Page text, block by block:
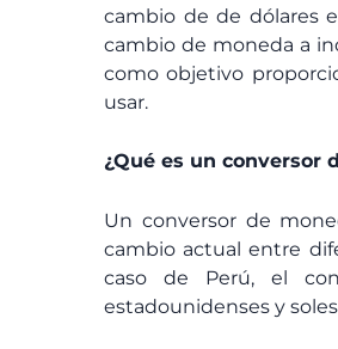
cambio de de dólares
cambio de moneda a
como objetivo
usar.
¿Qué es un conversor
Un conversor de
cambio actual entre
caso de Perú, el
estadounidenses y